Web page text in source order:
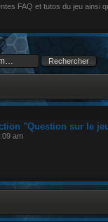
FAQ et tutos du jeu ainsi
"Question sur le
am